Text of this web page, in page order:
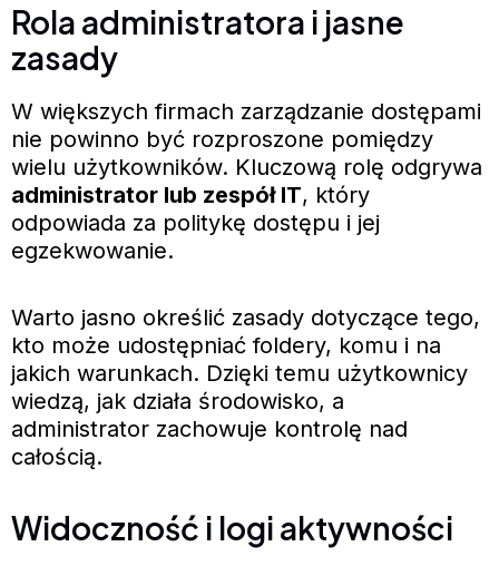
Rola administratora i jasne
zasady
W większych firmach zarządzanie dostępami
nie powinno być rozproszone pomiędzy
wielu użytkowników. Kluczową rolę odgrywa
administrator lub zespół IT, który
odpowiada za politykę dostępu i jej
egzekwowanie.
Warto jasno określić zasady dotyczące tego,
kto może udostępniać foldery, komu i na
jakich warunkach. Dzięki temu użytkownicy
wiedzą, jak działa środowisko, a
administrator zachowuje kontrolę nad
całością.
Widoczność i logi aktywności